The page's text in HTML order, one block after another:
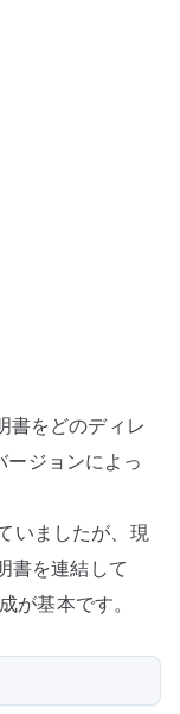
書をどのディレ
ジョンによっ
いましたが、現
書を連結して
が基本です。